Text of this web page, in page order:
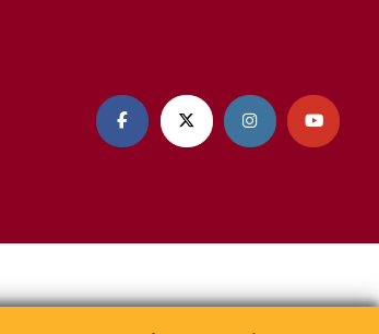
   